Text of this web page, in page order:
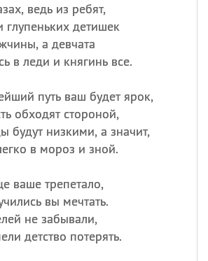
ведь из ребят,
глупеньких детишек
а девчата
в леди и княгинь все.
путь ваш будет ярок,
обходят стороной,
будут низкими, а значит,
в мороз и зной.
ваше трепетало,
вы мечтать.
не забывали,
детство потерять.